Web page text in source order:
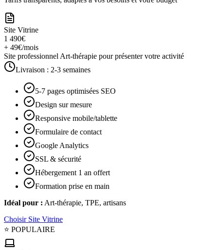
Site Vitrine
1 490€
+ 49€/mois
Site professionnel Art-thérapie pour présenter votre activité
Livraison : 2-3 semaines
5-7 pages optimisées SEO
Design sur mesure
Responsive mobile/tablette
Formulaire de contact
Google Analytics
SSL & sécurité
Hébergement 1 an offert
Formation prise en main
Idéal pour : Art-thérapie, TPE, artisans
Choisir Site Vitrine
⭐ POPULAIRE